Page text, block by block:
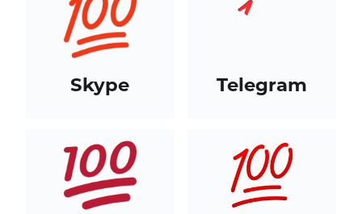
Skype Telegram